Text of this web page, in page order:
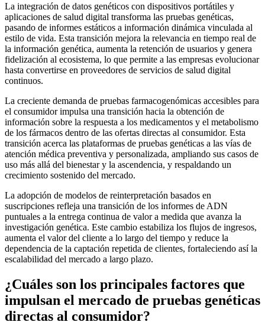
La integración de datos genéticos con dispositivos portátiles y
aplicaciones de salud digital transforma las pruebas genéticas,
pasando de informes estáticos a información dinámica vinculada al
estilo de vida. Esta transición mejora la relevancia en tiempo real de
la información genética, aumenta la retención de usuarios y genera
fidelización al ecosistema, lo que permite a las empresas evolucionar
hasta convertirse en proveedores de servicios de salud digital
continuos.
La creciente demanda de pruebas farmacogenómicas accesibles para
el consumidor impulsa una transición hacia la obtención de
información sobre la respuesta a los medicamentos y el metabolismo
de los fármacos dentro de las ofertas directas al consumidor. Esta
transición acerca las plataformas de pruebas genéticas a las vías de
atención médica preventiva y personalizada, ampliando sus casos de
uso más allá del bienestar y la ascendencia, y respaldando un
crecimiento sostenido del mercado.
La adopción de modelos de reinterpretación basados ​​en
suscripciones refleja una transición de los informes de ADN
puntuales a la entrega continua de valor a medida que avanza la
investigación genética. Este cambio estabiliza los flujos de ingresos,
aumenta el valor del cliente a lo largo del tiempo y reduce la
dependencia de la captación repetida de clientes, fortaleciendo así la
escalabilidad del mercado a largo plazo.
¿Cuáles son los principales factores que
impulsan el mercado de pruebas genéticas
directas al consumidor?